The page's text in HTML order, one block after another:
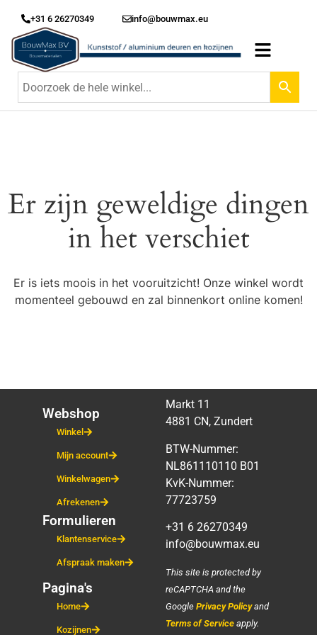
+31 6 26270349 info@bouwmax.eu
Er zijn geweldige dingen
in het verschiet
Er is iets moois in het vooruitzicht! Onze winkel wordt
momenteel gebouwd en zal binnenkort online komen!
Webshop
Winkel
Mijn account
Winkelwagen
Afrekenen
Formulieren
Klantenservice
Afspraak maken
Pagina's
Home
Kozijnen
Markt 11
4881 CN, Zundert
BTW-Nummer:
NL861110110 B01
KvK-Nummer:
77723759
+31 6 26270349
info@bouwmax.eu
This site is protected by
reCAPTCHA and the
Google Privacy Policyand
Terms of Service apply.